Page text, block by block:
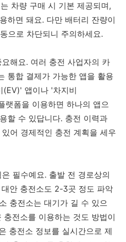
차량 구매 시 기본 제공되며,
하면 돼요. 다만 배터리 잔량이
으로 차단되니 주의하세요.
해요. 여러 충전 사업자의 카
통합 결제가 가능한 앱을 활용
(EV)' 앱이나 '차지비
랫폼을 이용하면 하나의 앱으
할 수 있답니다. 충전 이력과
어 경제적인 충전 계획을 세우
필수예요. 출발 전 경로상의
안 충전소도 2-3곳 정도 파악
충전소는 대기가 길 수 있으
전소를 이용하는 것도 방법이
충전소 정보를 실시간으로 제